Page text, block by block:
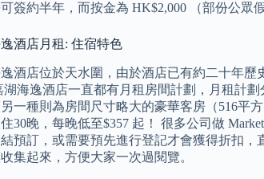
可簽約半年，而按金為 HK$2,000 （部份公眾
酒店月租: 住宿特色
酒店位於天水圍，由於酒店已有約二十年
湖海逸酒店一直都有月租房間計劃，月租計
一種則為房間尺寸略大的豪華客房（516平
30晚，每晚低至$357 起！ 很多公司做
預訂，或需要預先進行登記才會獲得折扣，
集起來，方便大家一次過閱覽。